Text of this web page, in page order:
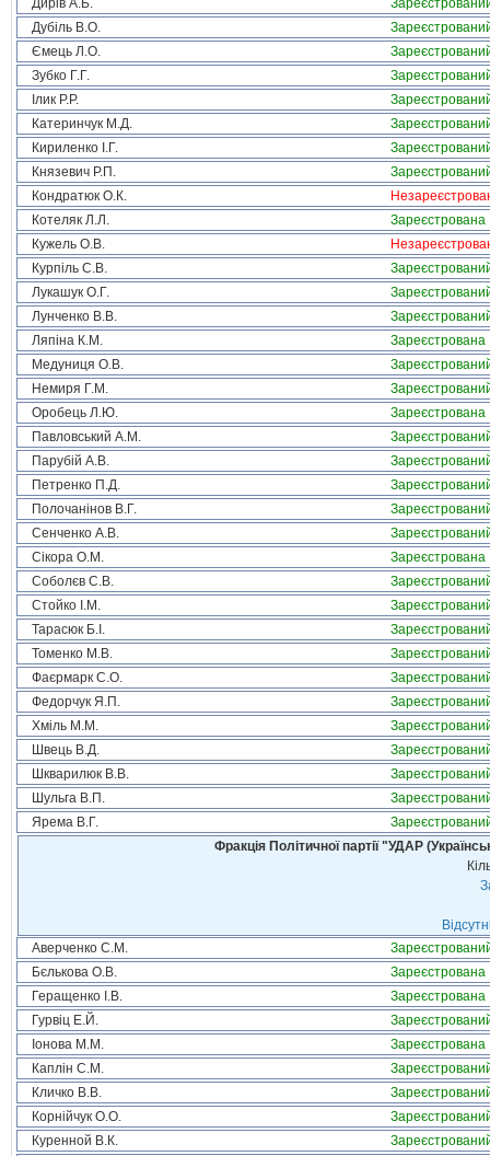
Дирів А.Б.
Дубіль В.О.
Ємець Л.О.
Зубко Г.Г.
Ілик Р.Р.
Катеринчук М.Д.
Кириленко І.Г.
Князевич Р.П.
Кондратюк О.К.
Котеляк Л.Л.
Зареєстрована
Кужель О.В.
Курпіль С.В.
Лукашук О.Г.
Лунченко В.В.
Ляпіна К.М.
Зареєстрована
Медуниця О.В.
Немиря Г.М.
Оробець Л.Ю.
Зареєстрована
Павловський А.М.
Парубій А.В.
Петренко П.Д.
Полочанінов В.Г.
Сенченко А.В.
Сікора О.М.
Зареєстрована
Соболєв С.В.
Стойко І.М.
Тарасюк Б.І.
Томенко М.В.
Фаєрмарк С.О.
Федорчук Я.П.
Хміль М.М.
Швець В.Д.
Шкварилюк В.В.
Шульга В.П.
Ярема В.Г.
Фракція Політичної партії "УДАР
Аверченко С.М.
Бєлькова О.В.
Зареєстрована
Геращенко І.В.
Зареєстрована
Гурвіц Е.Й.
Іонова М.М.
Зареєстрована
Каплін С.М.
Кличко В.В.
Корнійчук О.О.
Куренной В.К.